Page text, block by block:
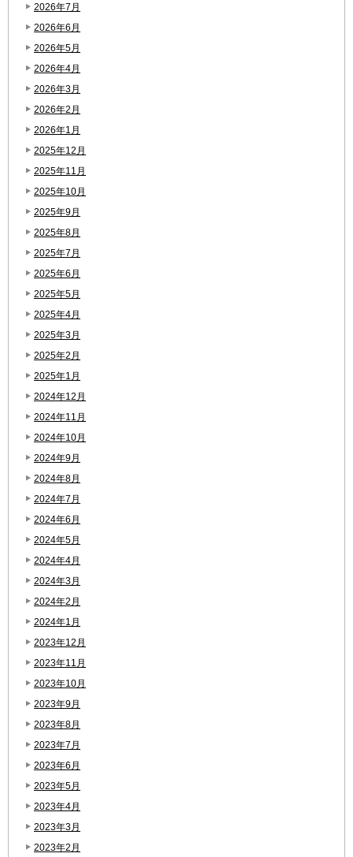
2026年7月
2026年6月
2026年5月
2026年4月
2026年3月
2026年2月
2026年1月
2025年12月
2025年11月
2025年10月
2025年9月
2025年8月
2025年7月
2025年6月
2025年5月
2025年4月
2025年3月
2025年2月
2025年1月
2024年12月
2024年11月
2024年10月
2024年9月
2024年8月
2024年7月
2024年6月
2024年5月
2024年4月
2024年3月
2024年2月
2024年1月
2023年12月
2023年11月
2023年10月
2023年9月
2023年8月
2023年7月
2023年6月
2023年5月
2023年4月
2023年3月
2023年2月